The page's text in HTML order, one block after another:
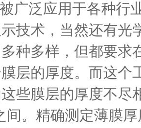
广泛应用于各种行
技术，当然还有光
种多样，但都要求
层的厚度。而这个
些膜层的厚度不尽
间。精确测定薄膜